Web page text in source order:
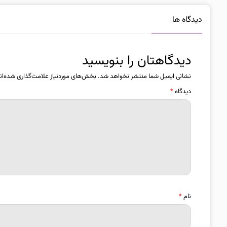
دیدگاه ها
دیدگاهتان را بنویسید
نشانی ایمیل شما منتشر نخواهد شد. بخش‌های موردنیاز علامت‌گذاری
دیدگاه*
نام*